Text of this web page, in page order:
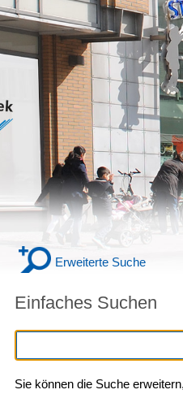
Erweiterte Suche
Einfaches Suchen
Sie können die Suche